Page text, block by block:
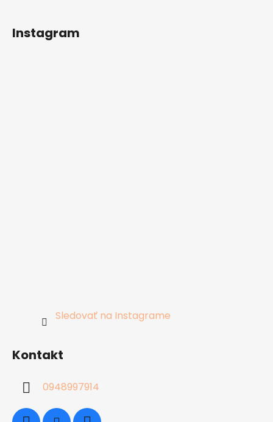
Instagram
Sledovať na Instagrame
Kontakt
0948997914